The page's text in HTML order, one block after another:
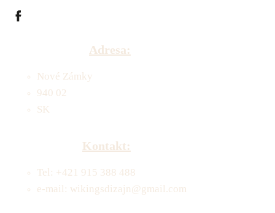
Adresa:
Nové Zámky
940 02
SK
Kontakt:
Tel: +421 915 388 488
e-mail: wikingsdizajn@gmail.com